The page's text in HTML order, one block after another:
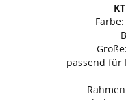
passend für